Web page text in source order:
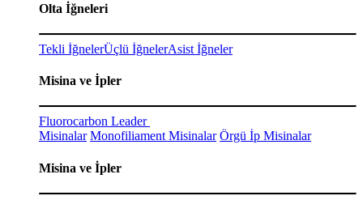
Olta İğneleri
Tekli İğnelerÜçlü İğnelerAsist İğneler
Misina ve İpler
Fluorocarbon Leader
Misinalar Monofiliament Misinalar Örgü İp Misinalar
Misina ve İpler